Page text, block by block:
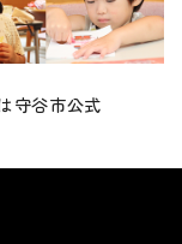
守谷市公式